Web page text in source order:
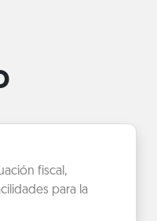
fiscal,
para la